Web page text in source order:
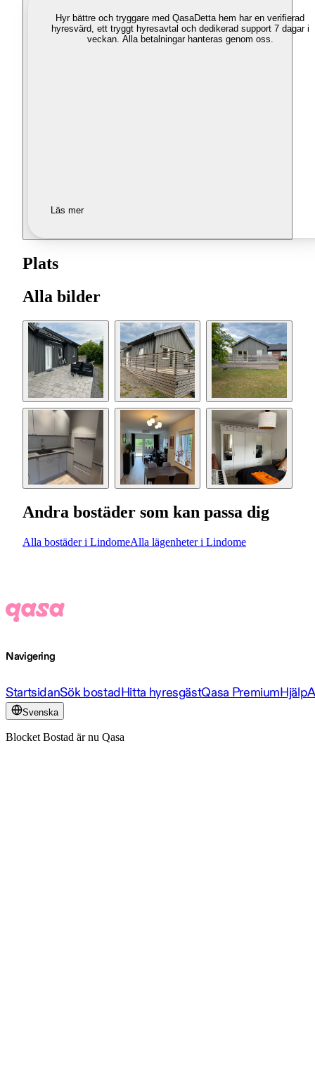
Hyr bättre och tryggare med QasaDetta hem har en verifierad
hyresvärd, ett tryggt hyresavtal och dedikerad support 7 dagar i
veckan. Alla betalningar hanteras genom oss.
Läs mer
Plats
Alla bilder
Andra bostäder som kan passa dig
Alla bostäder i LindomeAlla lägenheter i Lindome
Navigering
StartsidanSök bostadHitta hyresgästQasa PremiumHjälp
Svenska
Blocket Bostad är nu Qasa